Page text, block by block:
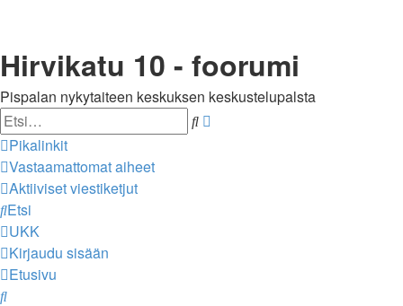
Hirvikatu 10 - foorumi
Pispalan nykytaiteen keskuksen keskustelupalsta
Etsi
Pikalinkit
Vastaamattomat aiheet
Aktiiviset viestiketjut
Etsi
UKK
Kirjaudu sisään
Etusivu
Etsi